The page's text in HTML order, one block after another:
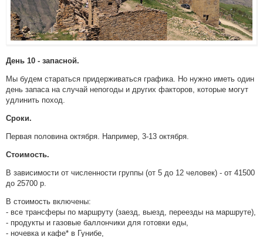
День 10 - запасной.
Мы будем стараться придерживаться графика. Но нужно иметь один
день запаса на случай непогоды и других факторов, которые могут
удлинить поход.
Сроки.
Первая половина октября. Например, 3-13 октября.
Стоимость.
В зависимости от численности группы (от 5 до 12 человек) - от 41500
до 25700 р.
В стоимость включены:
- все трансферы по маршруту (заезд, выезд, переезды на маршруте),
- продукты и газовые баллончики для готовки еды,
- ночевка и кафе* в Гунибе,